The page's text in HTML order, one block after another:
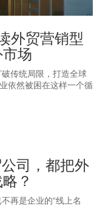
外贸营销型
场
传统局限，打造全球
依然被困在这样一个循
司，都把外
？
再是企业的“线上名